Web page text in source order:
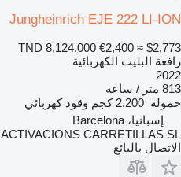
Jungheinrich EJE 222 LI-ION
TND 8,124.000 €2,400 ≈ $2,773
رافعة البليت الكهربائية
2022
813 متر / ساعة
حمولة 2.200 كجم وقود كهربائي
إسبانيا، Barcelona
ACTIVACIONS CARRETILLAS SL.
الاتصال بالبائع